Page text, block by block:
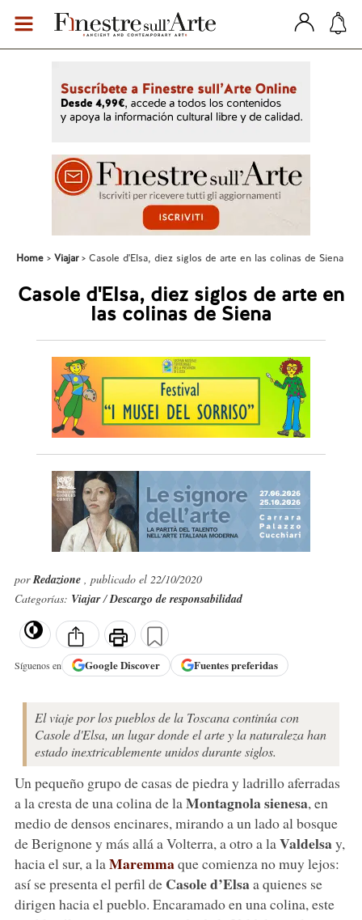
Home Viajar Casole d'Elsa, diez siglos de arte en las colinas de Siena
Casole d'Elsa, diez siglos de arte en
las colinas de Siena
porRedazione , publicado el 22/10/2020
Categorías: Viajar/Descargo de responsabilidad
Síguenos en GoogleDiscover Fuentes preferidas
El viaje por los pueblos de la Toscana continúa con
Casole d'Elsa, un lugar donde el arte y la naturaleza han
estado inextricablemente unidos durante siglos.
Un pequeño grupo de casas de piedra y ladrillo aferradas
a la cresta de una colina de la Montagnola sienesa, en
medio de densos encinares, mirando a un lado al bosque
de Berignone y más allá a Volterra, a otro a la Valdelsay,
hacia el sur, a la Maremmaque comienza no muy lejos:
así se presenta el perfil de Casole d’Elsaa quienes se
dirigen hacia el pueblo. Encaramado en una colina, este